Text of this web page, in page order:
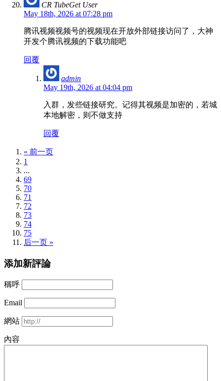
CR TubeGet User
May 18th, 2026 at 07:28 pm
腾讯视频视频号的视频现在开放外部链接访问了，大神
开发个腾讯视频的下载功能吧
回覆
admin
May 19th, 2026 at 04:04 pm
入群，发些链接研究。记得其视频是加密的，若城
本地解密，则不做支持
回覆
« 前一页
1
...
69
70
71
72
73
74
75
后一页 »
添加新評論
稱呼
Email
網站
內容